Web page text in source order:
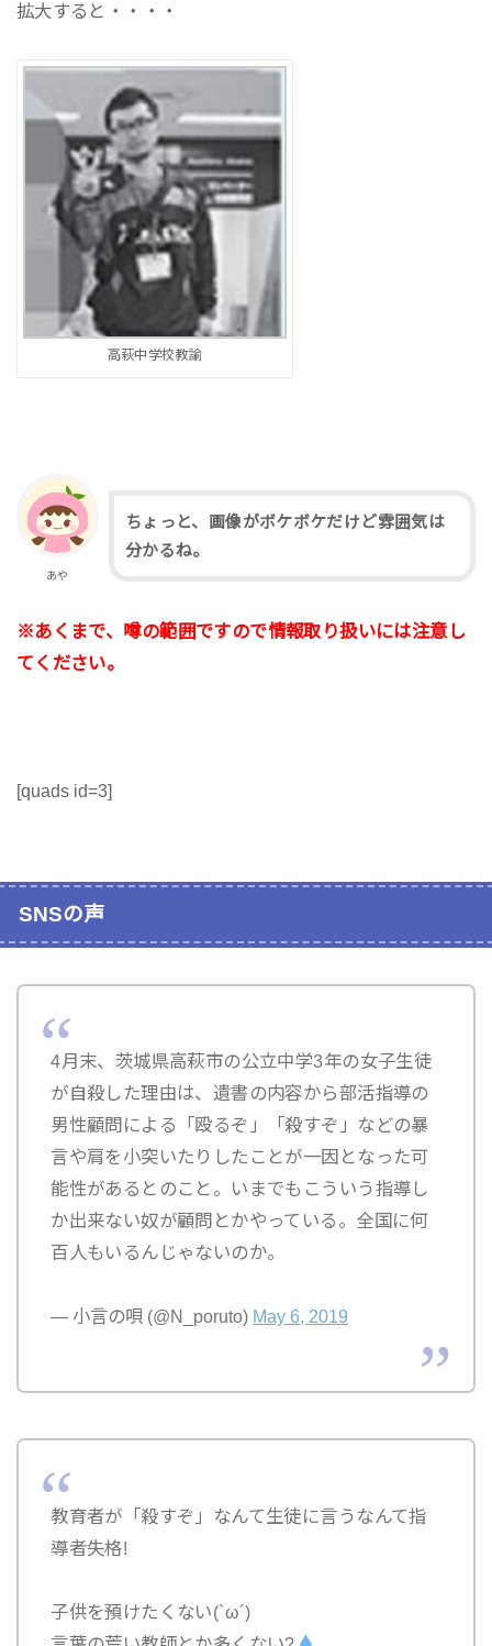
拡大すると・・・・
高萩中学校教諭
あや
ちょっと、画像がボケボケだけど雰囲気は
分かるね。
※あくまで、噂の範囲ですので情報取り扱いには注意し
てください。
[quads id=3]
SNSの声
4月末、茨城県高萩市の公立中学3年の女子生徒
が自殺した理由は、遺書の内容から部活指導の
男性顧問による「殴るぞ」「殺すぞ」などの暴
言や肩を小突いたりしたことが一因となった可
能性があるとのこと。いまでもこういう指導し
か出来ない奴が顧問とかやっている。全国に何
百人もいるんじゃないのか。
— 小言の唄 (@N_poruto) May 6, 2019
教育者が「殺すぞ」なんて生徒に言うなんて指
導者失格!
子供を預けたくない(`ω´)